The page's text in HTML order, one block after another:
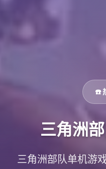
☎️
三角洲
三角洲部队单机游